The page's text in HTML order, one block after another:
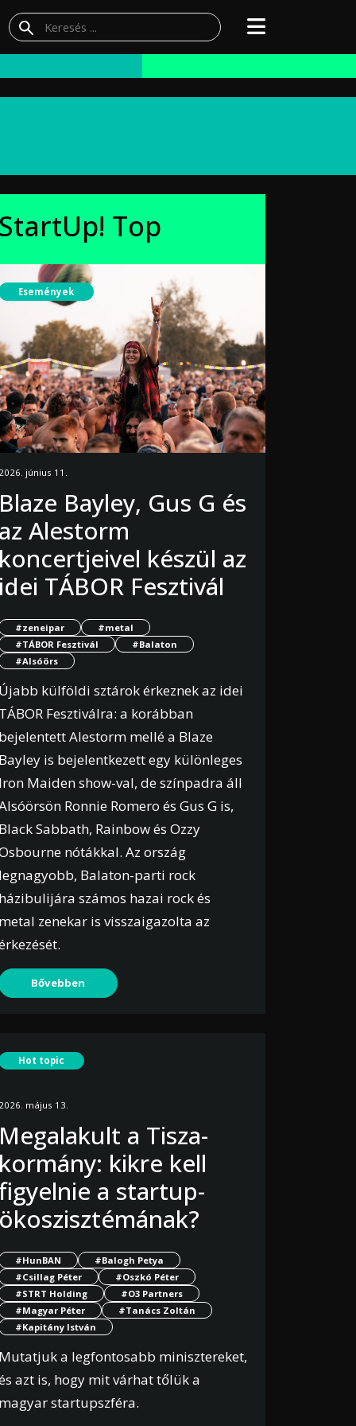
StartUp! Top
Események
2026. június 11.
Blaze Bayley, Gus G és
az Alestorm
koncertjeivel készül az
idei TÁBOR Fesztivál
#zeneipar
#metal
#TÁBOR Fesztivál
#Balaton
#Alsóörs
Újabb külföldi sztárok érkeznek az idei
TÁBOR Fesztiválra: a korábban
bejelentett Alestorm mellé a Blaze
Bayley is bejelentkezett egy különleges
Iron Maiden show-val, de színpadra áll
Ronnie Romero és Gus G is,
Black Sabbath, Rainbow és Ozzy
nótákkal. Az ország
legnagyobb, Balaton-parti rock
házibulijára számos hazai rock és
metal zenekar is visszaigazolta az
Bővebben
Hot topic
2026. május 13.
Megalakult a Tisza-
kormány: kikre kell
a startup-
ökoszisztémának?
#HunBAN
#Balogh Petya
#Csillag Péter
#Oszkó Péter
#STRT Holding
#O3 Partners
#Magyar Péter
#Tanács Zoltán
#Kapitány István
Mutatjuk a legfontosabb minisztereket,
azt is, hogy mit várhat tőlük a
magyar startupszféra.